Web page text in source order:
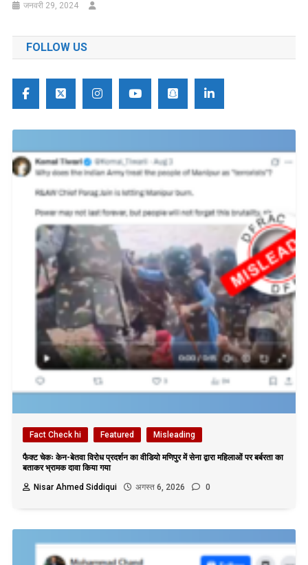
जनवरी 29, 2024
FOLLOW US
Fact Check hi Featured Misleading
फैक्ट चेकः केन-बेतवा विरोध प्रदर्शन का वीडियो मणिपुर में सेना द्वारा महिलाओं पर बर्बरता का
बताकर भ्रामक दावा किया गया
Nisar Ahmed Siddiqui
अगस्त 6, 2026 0